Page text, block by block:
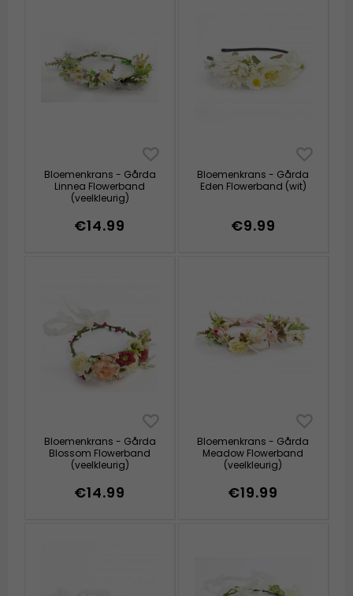
Bloemenkrans - Gårda
Linnea Flowerband
(veelkleurig)
€14.99
Bloemenkrans - Gårda
Eden Flowerband (wit)
€9.99
Bloemenkrans - Gårda
Blossom Flowerband
(veelkleurig)
€14.99
Bloemenkrans - Gårda
Meadow Flowerband
(veelkleurig)
€19.99